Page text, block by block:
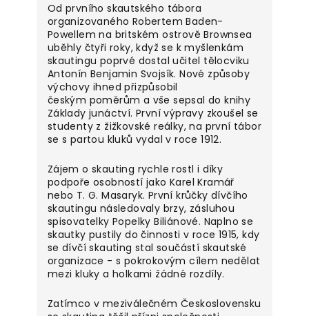
Od prvního skautského tábora
organizovaného Robertem Baden-
Powellem na britskémostrově Brownsea
uběhly čtyři roky, když se k myšlenkám
skautingu poprvé dostal učitel tělocviku
Antonín Benjamin Svojsík. Nové způsoby
výchovy ihned přizpůsobil
českým poměrům a vše sepsal do knihy
Základy junáctví. První výpravy zkoušel se
studenty z žižkovské reálky, na první tábor
se s partou kluků vydal v roce 1912.
Zájem o skauting rychle rostl i díky
podpoře osobností jako KarelKramář
nebo T. G. Masaryk. První krůčky dívčího
skautingu následovaly brzy, zásluhou
spisovatelky Popelky Biliánové. Naplno se
skautky pustily do činnosti v roce 1915, kdy
se dívčí skauting stal součástí skautské
organizace - s pokrokovým cílem nedělat
mezi kluky a holkami žádné rozdíly.
Zatímco v meziválečném Československu